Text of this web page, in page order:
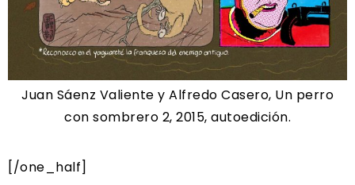
Juan Sáenz Valiente y Alfredo Casero, Un perro
con sombrero 2, 2015, autoedición.
[/one_half]